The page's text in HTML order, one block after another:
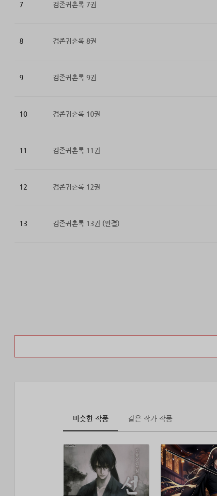
7 검존귀촌록 7권
8 검존귀촌록 8권
9 검존귀촌록 9권
10 검존귀촌록 10권
11 검존귀촌록 11권
12 검존귀촌록 12권
13 검존귀촌록 13권 (완결)
비슷한 작품 같은 작가 작품